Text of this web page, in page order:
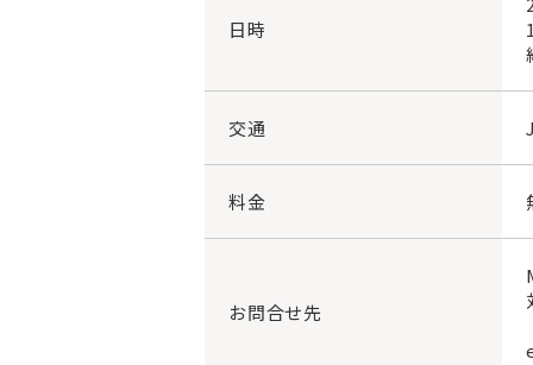
日時
交通
料金
お問合せ先